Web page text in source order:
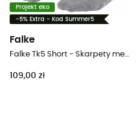
Projekt eko
-5% Extra - Kod Summer5
Falke
Falke Tk5 Short - Skarpety meskie
109,00 zł